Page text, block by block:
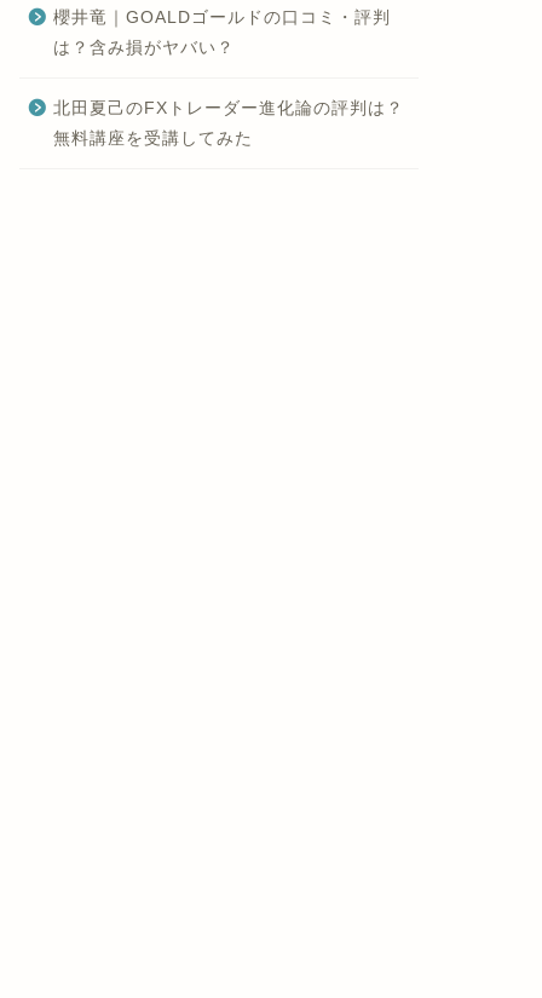
櫻井竜｜GOALDゴールドの口コミ・評判
は？含み損がヤバい？
北田夏己のFXトレーダー進化論の評判は？
無料講座を受講してみた